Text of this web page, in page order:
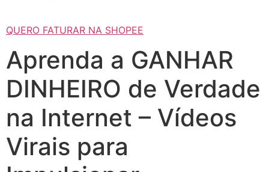
QUERO FATURAR NA SHOPEE
Aprenda a GANHAR
DINHEIRO de Verdade
na Internet – Vídeos
Virais para